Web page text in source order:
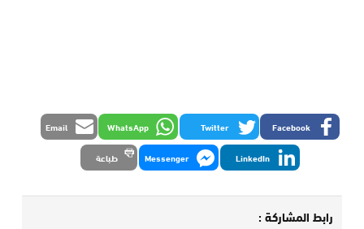
Facebook
Twitter
WhatsApp
Email
LinkedIn
Messenger طباعة
رابط المشاركة :